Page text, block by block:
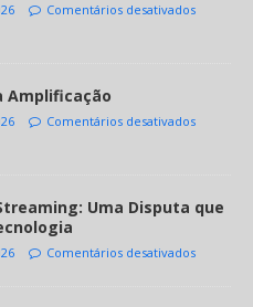
Comentários desativados
Amplificação
Comentários desativados
Uma Disputa que
Comentários desativados